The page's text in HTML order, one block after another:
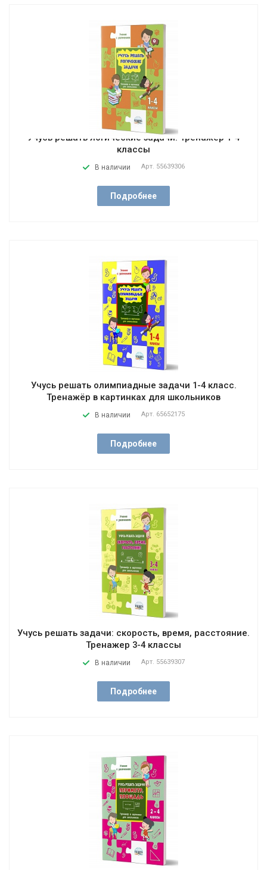
Учусь решать логические задачи. Тренажер 1-4
классы
В наличии Арт. 55639306
Подробнее
Учусь решать олимпиадные задачи 1-4 класс.
Тренажёр в картинках для школьников
В наличии Арт. 65652175
Подробнее
Учусь решать задачи: скорость, время, расстояние.
Тренажер 3-4 классы
В наличии Арт. 55639307
Подробнее